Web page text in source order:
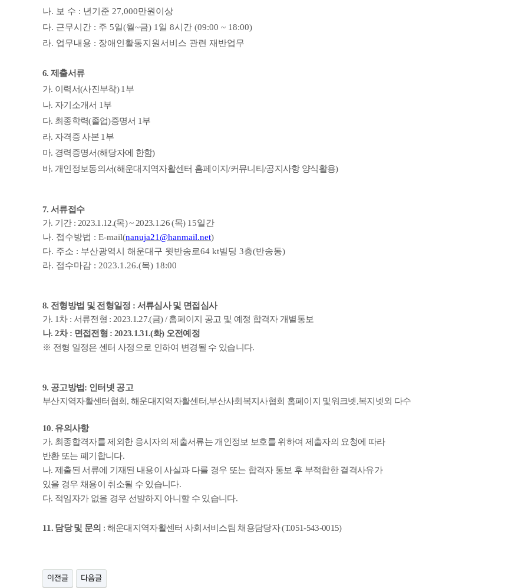
나. 보 수 : 년기준 27,000만원이상
다. 근무시간 : 주 5일(월~금) 1 일 8시간 (09:00 ~ 18:00)
라. 업무내용 : 장애인활동지원서비스 관련 재반업무
6. 제출서류
가. 이력서(사진부착) 1 부
나. 자기소개서 1부
다. 최종학력(졸업)증명서 1부
라. 자격증 사본 1 부
마. 경력증명서(해당자에 한함)
바. 개인정보동의서(해운대지역자활센터 홈페이지/커뮤니티/공지사항 양식활용)
7. 서류접수
가. 기간 : 2023.1.12.(목) ~ 2023.1.26 (목) 15일간
나. 접수방법 : E-mail(nanuja21@hanmail.net)
다. 주소 : 부산광역시 해운대구 윗반송로64 kt빌딩 3층(반송동)
라. 접수마감 : 2023.1.26.(목) 18:00
8. 전형방법 및 전형일정 : 서류심사 및 면접심사
가. 1차 : 서류전형 : 2023.1.27.(금) /홈페이지 공고 및 예정 합격자 개별통보
나. 2차: 면접전형 : 2023.1.31.(화) 오전예정
※ 전형 일정은 센터 사정으로 인하여 변경될 수 있습니다.
9. 공고방법: 인터넷 공고
부산지역자활센터협회 ,해운대지역자활센터,부산사회복지사협회 홈페이지 및워크넷,복지넷외 다수
10. 유의사항
가. 최종합격자를 제외한 응시자의 제출서류는 개인정보 보호를 위하여 제출자의 요청에 따라
반환 또는 폐기합니다.
나.제출된 서류에 기재된 내용이 사실과 다를 경우 또는 합격자 통보 후 부적합한 결격사유가
있을 경우 채용이 취소될 수 있습니다.
다. 적임자가 없을 경우 선발하지 아니할 수 있습니다.
11. 담당 및 문의 : 해운대지역자활센터 사회서비스팀 채용담당자(T.051-543-0015)
이전글 다음글